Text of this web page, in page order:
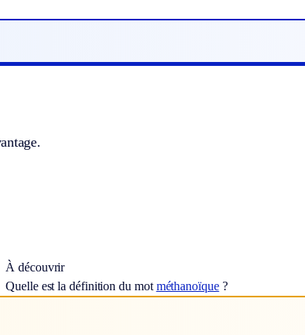
À découvrir
Quelle est la définition du mot méthanoïque?